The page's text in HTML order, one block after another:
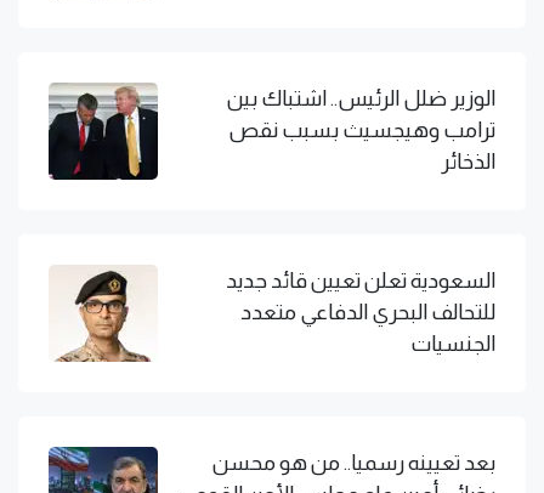
الوزير ضلل الرئيس.. اشتباك بين
ترامب وهيجسيث بسبب نقص
الذخائر
السعودية تعلن تعيين قائد جديد
للتحالف البحري الدفاعي متعدد
الجنسيات
بعد تعيينه رسميا.. من هو محسن